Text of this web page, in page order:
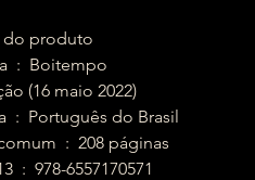
do produto
Editora ‏ : ‎ Boitempo
(16 maio 2022)
Idioma ‏ : ‎ Português do Brasil
Capa comum ‏ : ‎ 208 páginas
ISBN-13 ‏ : ‎ 978-6557170571